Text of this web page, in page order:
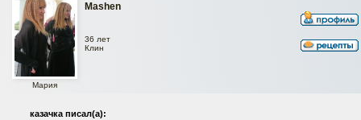
Mashen
Мария
36 лет
Клин
казачка писал(а):